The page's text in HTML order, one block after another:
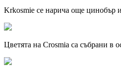
Krkosmie се нарича още цинобър
Цветята на Crosmia са събрани в